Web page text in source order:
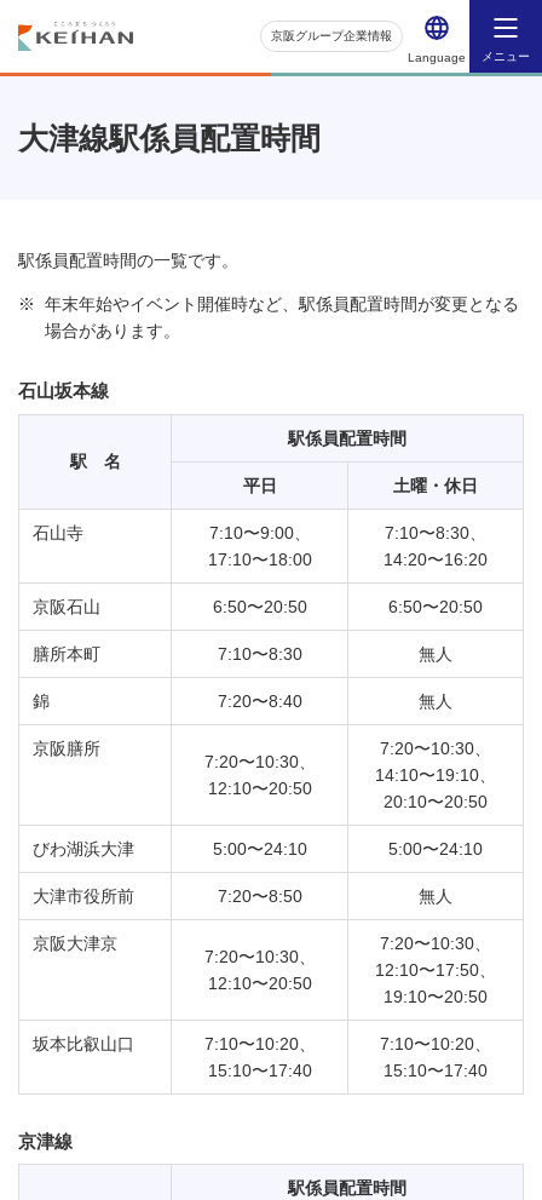
Language メニュー
京阪グループ企業情報
大津線駅係員配置時間
駅係員配置時間の一覧です。
※
年末年始やイベント開催時など、駅係員配置時間が変更となる
場合があります。
石山坂本線
駅 名
駅係員配置時間
平日 土曜・休日
石山寺
7:10〜9:00、
17:10〜18:00
7:10〜8:30、
14:20〜16:20
京阪石山 6:50〜20:50 6:50〜20:50
膳所本町 7:10〜8:30 無人
錦 7:20〜8:40 無人
京阪膳所
7:20〜10:30、
12:10〜20:50
7:20〜10:30、
14:10〜19:10、
20:10〜20:50
びわ湖浜大津 5:00〜24:10 5:00〜24:10
大津市役所前 7:20〜8:50 無人
京阪大津京
7:20〜10:30、
12:10〜20:50
7:20〜10:30、
12:10〜17:50、
19:10〜20:50
坂本比叡山口
7:10〜10:20、
15:10〜17:40
7:10〜10:20、
15:10〜17:40
京津線
駅係員配置時間